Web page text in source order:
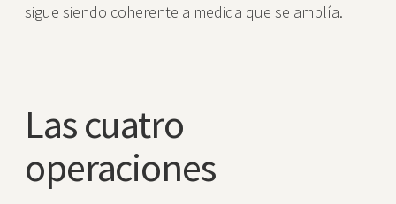
sigue siendo coherente a medida que se amplía.
Las cuatro
operaciones